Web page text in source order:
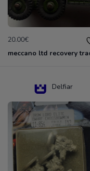
20.00€
Delfiar